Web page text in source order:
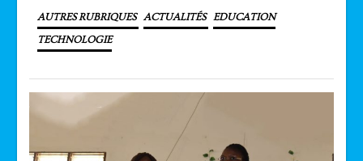
AUTRES RUBRIQUES ACTUALITÉS EDUCATION
TECHNOLOGIE